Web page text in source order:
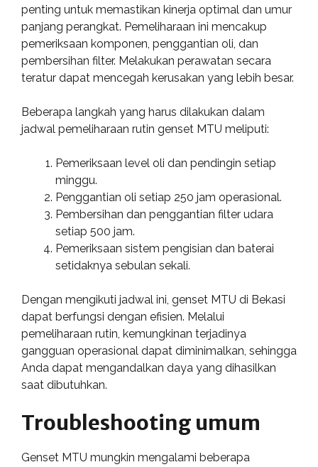
penting untuk memastikan kinerja optimal dan umur
panjang perangkat. Pemeliharaan ini mencakup
pemeriksaan komponen, penggantian oli, dan
pembersihan filter. Melakukan perawatan secara
teratur dapat mencegah kerusakan yang lebih besar.
Beberapa langkah yang harus dilakukan dalam
jadwal pemeliharaan rutin genset MTU meliputi:
Pemeriksaan level oli dan pendingin setiap
minggu.
Penggantian oli setiap 250 jam operasional.
Pembersihan dan penggantian filter udara
setiap 500 jam.
Pemeriksaan sistem pengisian dan baterai
setidaknya sebulan sekali.
Dengan mengikuti jadwal ini, genset MTU di Bekasi
dapat berfungsi dengan efisien. Melalui
pemeliharaan rutin, kemungkinan terjadinya
gangguan operasional dapat diminimalkan, sehingga
Anda dapat mengandalkan daya yang dihasilkan
saat dibutuhkan.
Troubleshooting umum
Genset MTU mungkin mengalami beberapa